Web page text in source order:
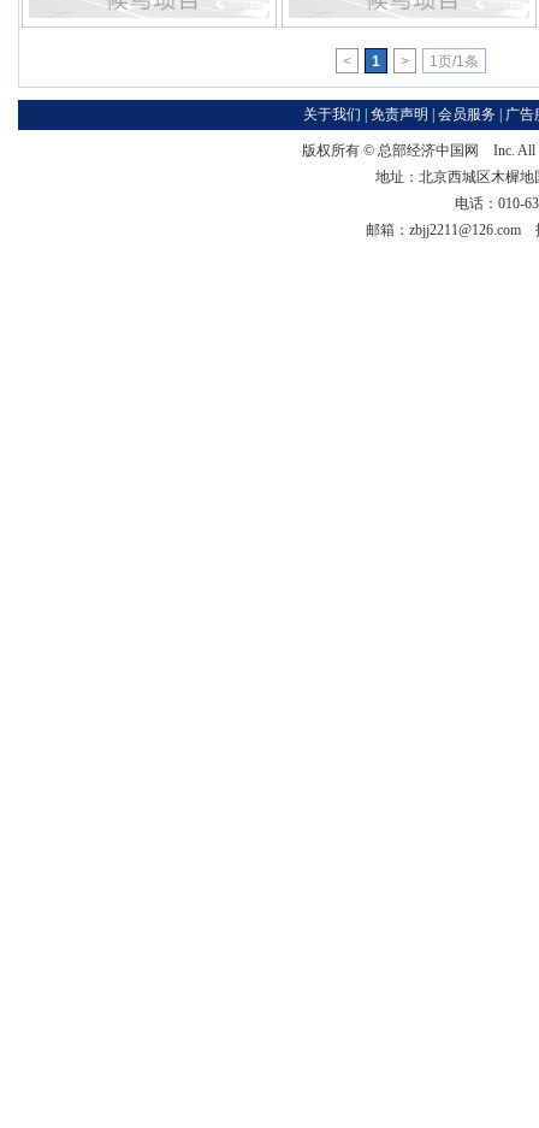
< 1 > 1页/1条
关于我们 免责声明 会员服务 广告
版权所有 © 总部经济中国网
Inc. All
地址：北京西城区木樨
电话：010-
邮箱：zbjj2211@126.com